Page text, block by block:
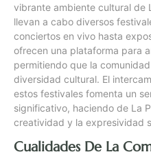
vibrante ambiente cultural de
llevan a cabo diversos
conciertos en vivo hasta
ofrecen una plataforma para
permitiendo que la
diversidad cultural. El
estos festivales fomenta un
significativo, haciendo de La
creatividad y la expresividad
Cualidades De La